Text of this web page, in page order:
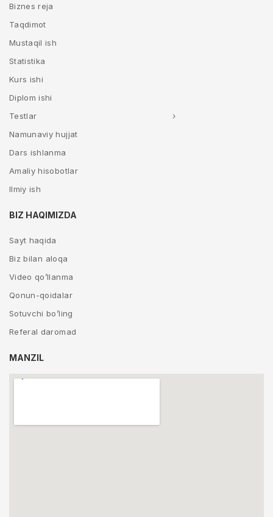
Biznes reja
Taqdimot
Mustaqil ish
Statistika
Kurs ishi
Diplom ishi
Testlar
Namunaviy hujjat
Dars ishlanma
Amaliy hisobotlar
Ilmiy ish
BIZ HAQIMIZDA
Sayt haqida
Biz bilan aloqa
Video qo’llanma
Qonun-qoidalar
Sotuvchi bo’ling
Referal daromad
MANZIL